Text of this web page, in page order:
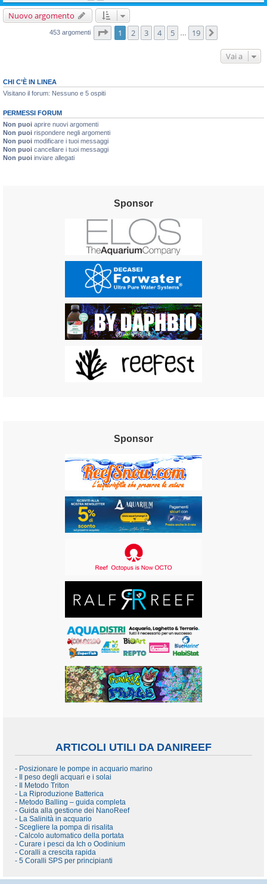
Nuovo argomento
453 argomenti Pagina1 di
1 2 3 4 5 19
Vai a
CHI C’È IN LINEA
Visitano il forum: Nessuno e 5 ospiti
PERMESSI FORUM
Non puoi aprire nuovi argomenti
Non puoi rispondere negli argomenti
Non puoi modificare i tuoi messaggi
Non puoi cancellare i tuoi messaggi
Non puoi inviare allegati
Sponsor
Sponsor
ARTICOLI UTILI DA DANIREEF
- Posizionare le pompe in acquario marino
- Il peso degli acquari e i solai
- Il Metodo Triton
- La Riproduzione Batterica
- Metodo Balling – guida completa
- Guida alla gestione dei NanoReef
- La Salinità in acquario
- Scegliere la pompa di risalita
- Calcolo automatico della portata
- Curare i pesci da Ich o Oodinium
- Coralli a crescita rapida
- 5 Coralli SPS per principianti